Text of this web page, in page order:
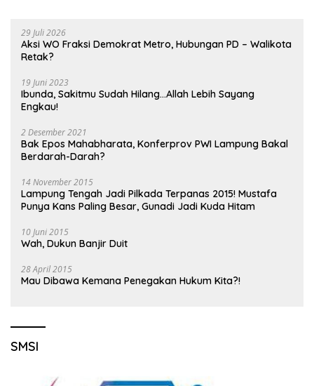
29 Juli 2026
Aksi WO Fraksi Demokrat Metro, Hubungan PD – Walikota
Retak?
19 Juni 2023
Ibunda, Sakitmu Sudah Hilang…Allah Lebih Sayang
Engkau!
2 Desember 2021
Bak Epos Mahabharata, Konferprov PWI Lampung Bakal
Berdarah-Darah?
14 November 2015
Lampung Tengah Jadi Pilkada Terpanas 2015! Mustafa
Punya Kans Paling Besar, Gunadi Jadi Kuda Hitam
10 Juni 2015
Wah, Dukun Banjir Duit
28 April 2015
Mau Dibawa Kemana Penegakan Hukum Kita?!
SMSI